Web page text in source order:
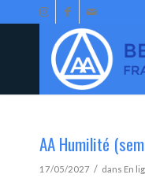
AA Humilité
17/05/2027 / dans En